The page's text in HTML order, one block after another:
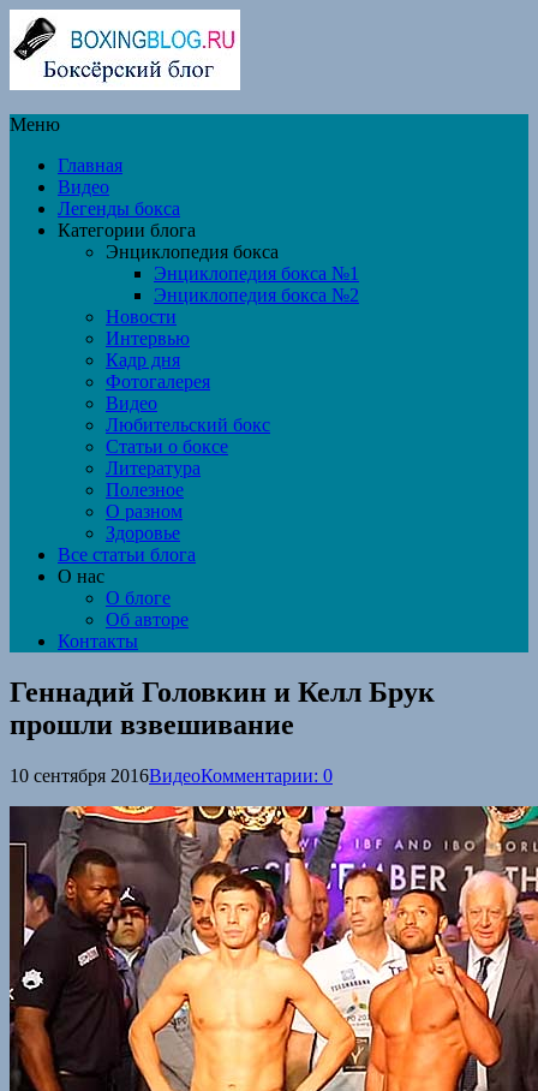
Меню
Главная
Видео
Легенды бокса
Категории блога
Энциклопедия бокса
Энциклопедия бокса №1
Энциклопедия бокса №2
Новости
Интервью
Кадр дня
Фотогалерея
Видео
Любительский бокс
Статьи о боксе
Литература
Полезное
О разном
Здоровье
Все статьи блога
О нас
О блоге
Об авторе
Контакты
Геннадий Головкин и Келл Брук
прошли взвешивание
10 сентября 2016ВидеоКомментарии: 0